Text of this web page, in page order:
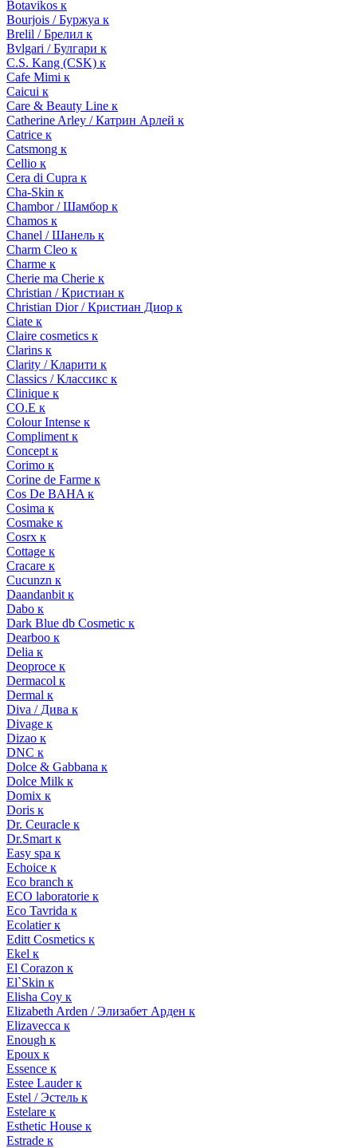
Botavikos к
Bourjois / Буржуа к
Brelil / Брелил к
Bvlgari / Булгари к
C.S. Kang (CSK) к
Cafe Mimi к
Caicui к
Care & Beauty Line к
Catherine Arley / Катрин Арлей к
Catrice к
Catsmong к
Cellio к
Cera di Cupra к
Cha-Skin к
Chambor / Шамбор к
Chamos к
Chanel / Шанель к
Charm Cleo к
Charme к
Cherie ma Cherie к
Christian / Кристиан к
Christian Dior / Кристиан Диор к
Ciate к
Claire cosmetics к
Clarins к
Clarity / Кларити к
Classics / Классикс к
Clinique к
CO.E к
Colour Intense к
Compliment к
Concept к
Corimo к
Corine de Farme к
Cos De BAHA к
Cosima к
Cosmake к
Cosrx к
Cottage к
Cracare к
Cucunzn к
Daandanbit к
Dabo к
Dark Blue db Cosmetic к
Dearboo к
Delia к
Deoproce к
Dermacol к
Dermal к
Diva / Дива к
Divage к
Dizao к
DNC к
Dolce & Gabbana к
Dolce Milk к
Domix к
Doris к
Dr. Ceuracle к
Dr.Smart к
Easy spa к
Echoice к
Eco branch к
ECO laboratorie к
Eco Tavrida к
Ecolatier к
Editt Cosmetics к
Ekel к
El Corazon к
El`Skin к
Elisha Coy к
Elizabeth Arden / Элизабет Арден к
Elizavecca к
Enough к
Epoux к
Essence к
Estee Lauder к
Estel / Эстель к
Estelare к
Esthetic House к
Estrade к